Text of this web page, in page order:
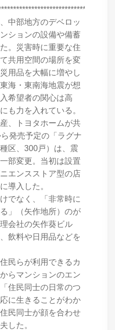
中部地方のデベロッ
ションの設備や備蓄
。災害時に重要な住
共用空間の場所を変
用品を大幅に増やし
海・東南海地震が想
希望者の関心は高
も力を入れている。
、トヨタホームが共
発売予定の「ラグナ
区、300戸）は、震
部変更。当初は設置
エンスストア型の店
導入した。
でなく、「非常時に
」（矢作地所）のが
会社の矢作葵ビル
飲料や日用品などを
民らが利用できるカ
らマンションのエン
住民同士の日常のつ
に生きることがわか
民同士が顔を合わせ
した。